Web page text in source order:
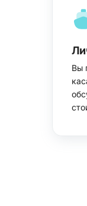
Вы получаете ответы на все вопросы,